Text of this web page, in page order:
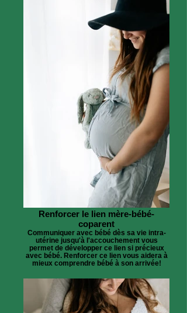
Renforcer le lien mère-bébé-
coparent
Communiquer avec bébé dès sa vie intra-
utérine jusqu'à l'accouchement vous
permet de développer ce lien si précieux
avec bébé. Renforcer ce lien vous aidera à
mieux comprendre bébé à son arrivée!